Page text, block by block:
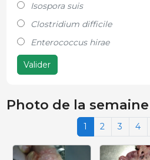
Isospora suis
Clostridium difficile
Enterococcus hirae
Valider
Photo de la semaine
1 2 3 4